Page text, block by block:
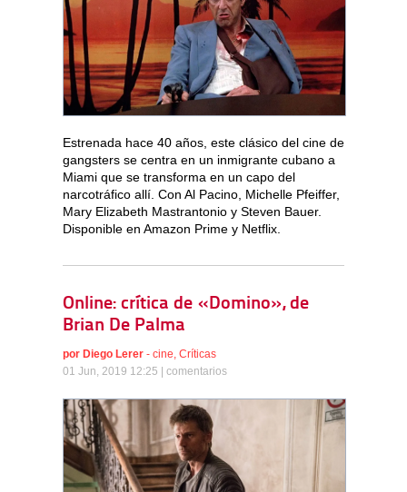
Estrenada hace 40 años, este clásico del cine de
gangsters se centra en un inmigrante cubano a
Miami que se transforma en un capo del
narcotráfico allí. Con Al Pacino, Michelle Pfeiffer,
Mary Elizabeth Mastrantonio y Steven Bauer.
Disponible en Amazon Prime y Netflix.
Online: crítica de «Domino», de
Brian De Palma
por Diego Lerer - cine, Críticas
01 Jun, 2019 12:25 | comentarios